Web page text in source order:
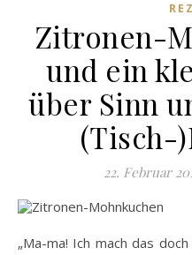
Zitronen-
und ein
über Sinn
(Tisch-
22. Februar
„Ma-ma! Ich mach das doch nicht, wenn ich woanders bin!“